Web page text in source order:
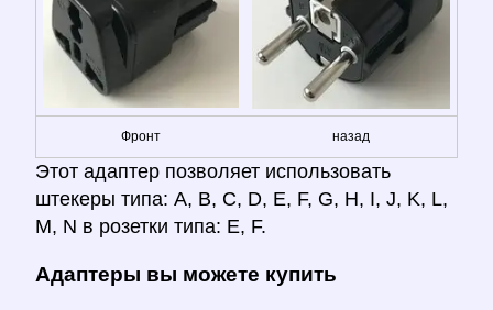
Фронт назад
Этот адаптер позволяет использовать
штекеры типа: A, B, C, D, E, F, G, H, I, J, K, L,
M, N в розетки типа: E, F.
Адаптеры вы можете купить